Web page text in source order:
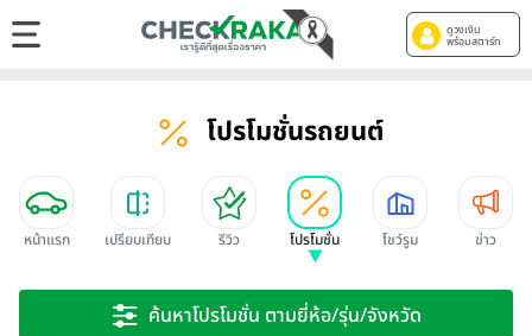
ดูวงเงิน
พร้อมสตาร์ท
โปรโมชั่นรถยนต์
หน้าแรก เปรียบเทียบ รีวิว โปรโมชั่น โชว์รูม ข่าว
ค้นหาโปรโมชั่น ตามยี่ห้อ/รุ่น/จังหวัด